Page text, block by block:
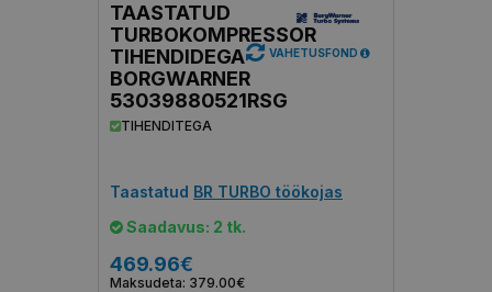
TAASTATUD
TURBOKOMPRESSOR
TIHENDIDEGA
BORGWARNER
53039880521RSG
TIHENDITEGA
Taastatud BR TURBO töökojas
Saadavus: 2 tk.
469.96€
Maksudeta: 379.00€
VAHETUSFOND